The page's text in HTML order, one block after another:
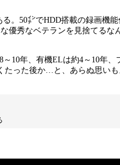
。50㌅でHDD搭載の録画機
秀なベテランを見捨てるな
年、有機ELは約4～10年、
った後か…と、あらぬ思い